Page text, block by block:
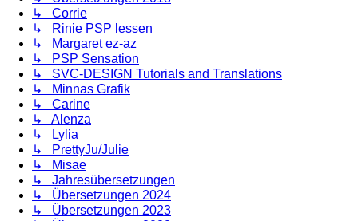
↳ Corrie
↳ Rinie PSP lessen
↳ Margaret ez-az
↳ PSP Sensation
↳ SVC-DESIGN Tutorials and Translations
↳ Minnas Grafik
↳ Carine
↳ Alenza
↳ Lylia
↳ PrettyJu/Julie
↳ Misae
↳ Jahresübersetzungen
↳ Übersetzungen 2024
↳ Übersetzungen 2023